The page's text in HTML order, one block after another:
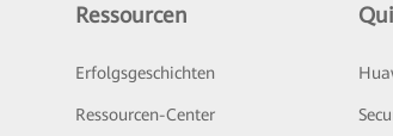
Ressourcen
Erfolgsgeschichten
Ressourcen-Center